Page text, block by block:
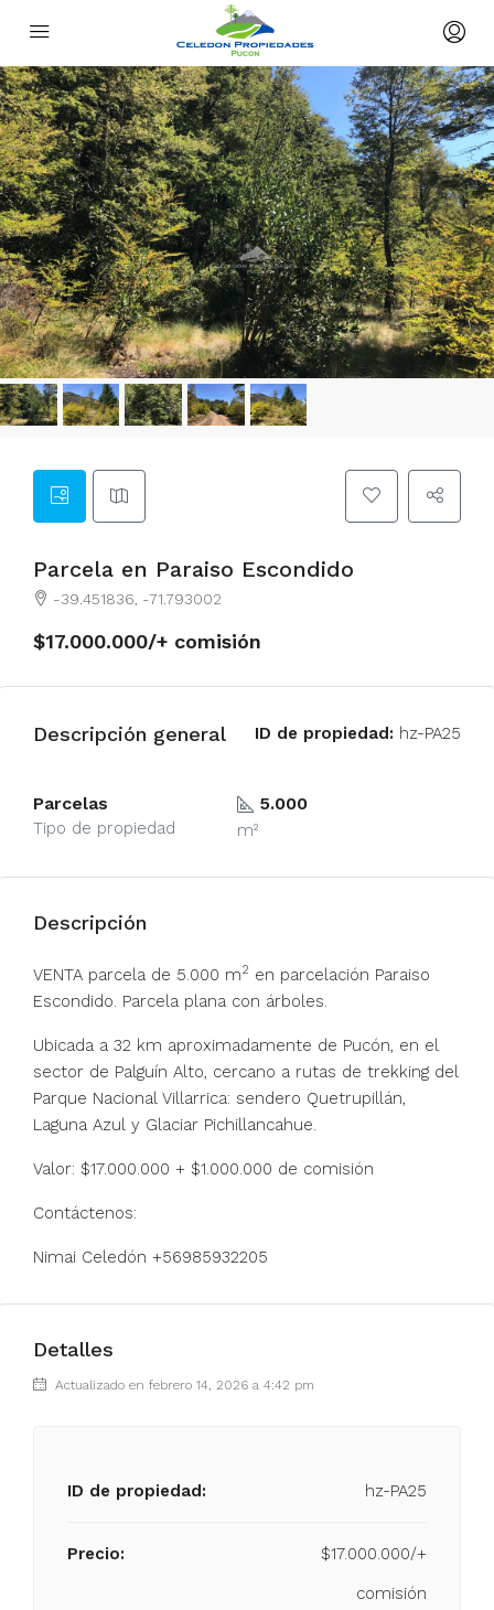
Parcela en Paraiso Escondido
-39.451836, -71.793002
$17.000.000/+ comisión
Descripción general ID de propiedad: hz-PA25
Parcelas
Tipo de propiedad
5.000
m²
Descripción
VENTA parcela de 5.000 m2 en parcelación Paraiso
Escondido. Parcela plana con árboles.
Ubicada a 32 km aproximadamente de Pucón, en el
sector de Palguín Alto, cercano a rutas de trekking del
Parque Nacional Villarrica: sendero Quetrupillán,
Laguna Azul y Glaciar Pichillancahue.
Valor: $17.000.000 + $1.000.000 de comisión
Contáctenos:
Nimai Celedón +56985932205
Detalles
Actualizado en febrero 14, 2026 a 4:42 pm
ID de propiedad: hz-PA25
Precio:
$17.000.000/+
comisión